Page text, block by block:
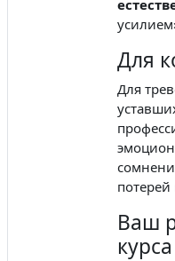
Для
Для
потерей
Ваш
курса